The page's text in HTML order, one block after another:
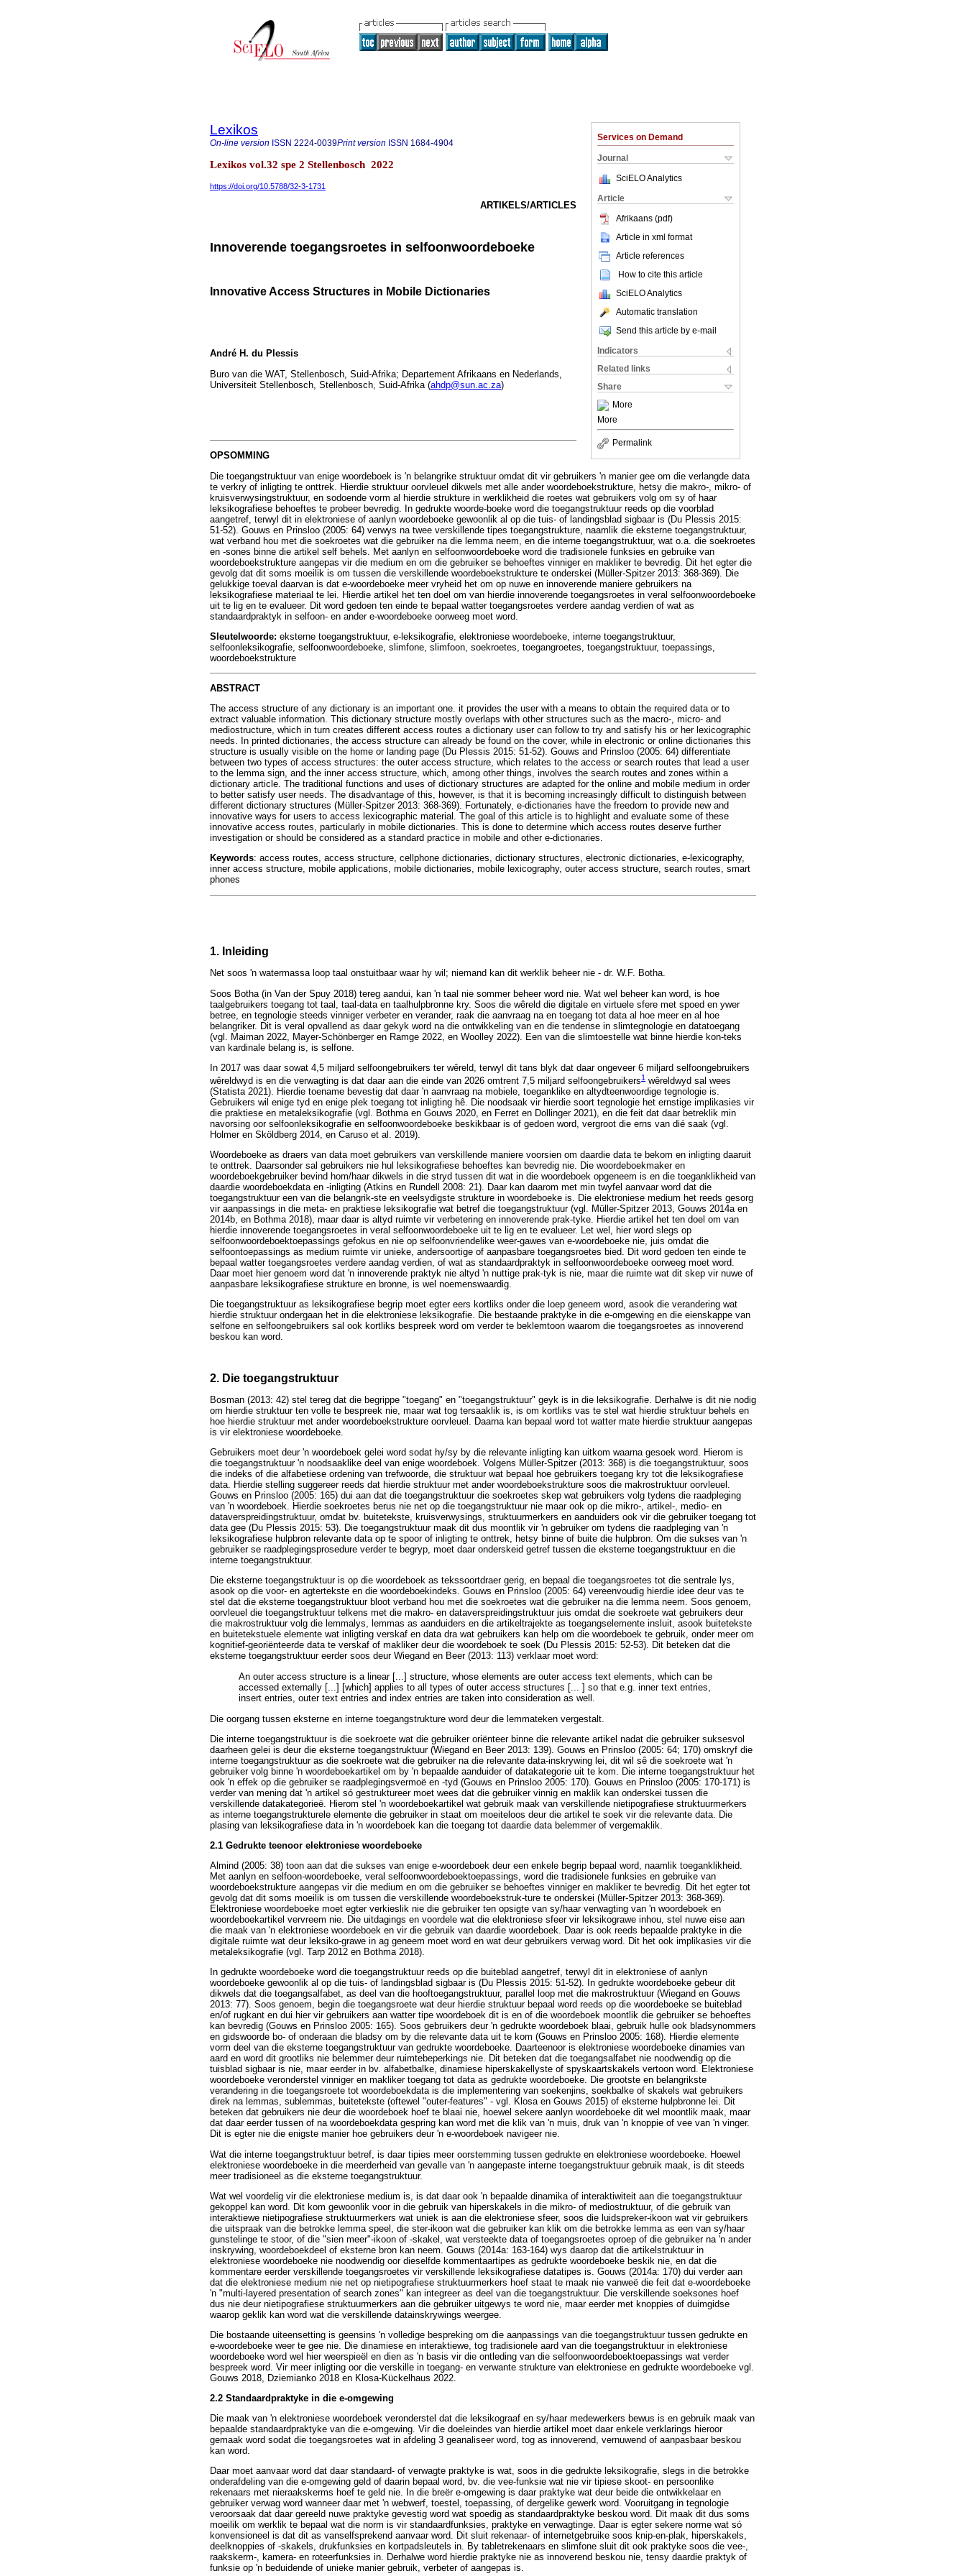
Services on Demand
Journal
SciELO Analytics
Article
Afrikaans (pdf)
Article in xml format
Article references
How to cite this article
SciELO Analytics
Automatic translation
Send this article by e-mail
Indicators
Related links
Share
More
More
Permalink
Lexikos
On-line version ISSN 2224-0039Print version ISSN 1684-4904
Lexikos vol.32 spe 2 Stellenbosch 2022
https://doi.org/10.5788/32-3-1731
ARTIKELS/ARTICLES
Innoverende toegangsroetes in selfoonwoordeboeke
Innovative Access Structures in Mobile Dictionaries
André H. du Plessis
Buro van die WAT, Stellenbosch, Suid-Afrika; Departement Afrikaans en Nederlands,
Universiteit Stellenbosch, Stellenbosch, Suid-Afrika (ahdp@sun.ac.za)
OPSOMMING
Die toegangstruktuur van enige woordeboek is 'n belangrike struktuur omdat dit vir gebruikers 'n manier gee om die verlangde data
te verkry of inligting te onttrek. Hierdie struktuur oorvleuel dikwels met alle ander woordeboekstrukture, hetsy die makro-, mikro- of
kruisverwysingstruktuur, en sodoende vorm al hierdie strukture in werklikheid die roetes wat gebruikers volg om sy of haar
leksikografiese behoeftes te probeer bevredig. In gedrukte woorde-boeke word die toegangstruktuur reeds op die voorblad
aangetref, terwyl dit in elektroniese of aanlyn woordeboeke gewoonlik al op die tuis- of landingsblad sigbaar is (Du Plessis 2015:
51-52). Gouws en Prinsloo (2005: 64) verwys na twee verskillende tipes toegangstrukture, naamlik die eksterne toegangstruktuur,
wat verband hou met die soekroetes wat die gebruiker na die lemma neem, en die interne toegangstruktuur, wat o.a. die soekroetes
en -sones binne die artikel self behels. Met aanlyn en selfoonwoordeboeke word die tradisionele funksies en gebruike van
woordeboekstrukture aangepas vir die medium en om die gebruiker se behoeftes vinniger en makliker te bevredig. Dit het egter die
gevolg dat dit soms moeilik is om tussen die verskillende woordeboekstrukture te onderskei (Müller-Spitzer 2013: 368-369). Die
gelukkige toeval daarvan is dat e-woordeboeke meer vryheid het om op nuwe en innoverende maniere gebruikers na
leksikografiese materiaal te lei. Hierdie artikel het ten doel om van hierdie innoverende toegangsroetes in veral selfoonwoordeboeke
uit te lig en te evalueer. Dit word gedoen ten einde te bepaal watter toegangsroetes verdere aandag verdien of wat as
standaardpraktyk in selfoon- en ander e-woordeboeke oorweeg moet word.
Sleutelwoorde: eksterne toegangstruktuur, e-leksikografie, elektroniese woordeboeke, interne toegangstruktuur,
selfoonleksikografie, selfoonwoordeboeke, slimfone, slimfoon, soekroetes, toegangroetes, toegangstruktuur, toepassings,
woordeboekstrukture
ABSTRACT
The access structure of any dictionary is an important one. it provides the user with a means to obtain the required data or to
extract valuable information. This dictionary structure mostly overlaps with other structures such as the macro-, micro- and
mediostructure, which in turn creates different access routes a dictionary user can follow to try and satisfy his or her lexicographic
needs. In printed dictionaries, the access structure can already be found on the cover, while in electronic or online dictionaries this
structure is usually visible on the home or landing page (Du Plessis 2015: 51-52). Gouws and Prinsloo (2005: 64) differentiate
between two types of access structures: the outer access structure, which relates to the access or search routes that lead a user
to the lemma sign, and the inner access structure, which, among other things, involves the search routes and zones within a
dictionary article. The traditional functions and uses of dictionary structures are adapted for the online and mobile medium in order
to better satisfy user needs. The disadvantage of this, however, is that it is becoming increasingly difficult to distinguish between
different dictionary structures (Müller-Spitzer 2013: 368-369). Fortunately, e-dictionaries have the freedom to provide new and
innovative ways for users to access lexicographic material. The goal of this article is to highlight and evaluate some of these
innovative access routes, particularly in mobile dictionaries. This is done to determine which access routes deserve further
investigation or should be considered as a standard practice in mobile and other e-dictionaries.
Keywords: access routes, access structure, cellphone dictionaries, dictionary structures, electronic dictionaries, e-lexicography,
inner access structure, mobile applications, mobile dictionaries, mobile lexicography, outer access structure, search routes, smart
phones
1. Inleiding
Net soos 'n watermassa loop taal onstuitbaar waar hy wil; niemand kan dit werklik beheer nie - dr. W.F. Botha.
Soos Botha (in Van der Spuy 2018) tereg aandui, kan 'n taal nie sommer beheer word nie. Wat wel beheer kan word, is hoe
taalgebruikers toegang tot taal, taal-data en taalhulpbronne kry. Soos die wêreld die digitale en virtuele sfere met spoed en ywer
betree, en tegnologie steeds vinniger verbeter en verander, raak die aanvraag na en toegang tot data al hoe meer en al hoe
belangriker. Dit is veral opvallend as daar gekyk word na die ontwikkeling van en die tendense in slimtegnologie en datatoegang
(vgl. Maiman 2022, Mayer-Schönberger en Ramge 2022, en Woolley 2022). Een van die slimtoestelle wat binne hierdie kon-teks
van kardinale belang is, is selfone.
In 2017 was daar sowat 4,5 miljard selfoongebruikers ter wêreld, terwyl dit tans blyk dat daar ongeveer 6 miljard selfoongebruikers
wêreldwyd is en die verwagting is dat daar aan die einde van 2026 omtrent 7,5 miljard selfoongebruikers1 wêreldwyd sal wees
(Statista 2021). Hierdie toename bevestig dat daar 'n aanvraag na mobiele, toeganklike en altydteenwoordige tegnologie is.
Gebruikers wil enige tyd en enige plek toegang tot inligting hê. Die noodsaak vir hierdie soort tegnologie het ernstige implikasies vir
die praktiese en metaleksikografie (vgl. Bothma en Gouws 2020, en Ferret en Dollinger 2021), en die feit dat daar betreklik min
navorsing oor selfoonleksikografie en selfoonwoordeboeke beskikbaar is of gedoen word, vergroot die erns van dié saak (vgl.
Holmer en Sköldberg 2014, en Caruso et al. 2019).
Woordeboeke as draers van data moet gebruikers van verskillende maniere voorsien om daardie data te bekom en inligting daaruit
te onttrek. Daarsonder sal gebruikers nie hul leksikografiese behoeftes kan bevredig nie. Die woordeboekmaker en
woordeboekgebruiker bevind hom/haar dikwels in die stryd tussen dit wat in die woordeboek opgeneem is en die toeganklikheid van
daardie woordeboekdata en -inligting (Atkins en Rundell 2008: 21). Daar kan daarom met min twyfel aanvaar word dat die
toegangstruktuur een van die belangrik-ste en veelsydigste strukture in woordeboeke is. Die elektroniese medium het reeds gesorg
vir aanpassings in die meta- en praktiese leksikografie wat betref die toegangstruktuur (vgl. Müller-Spitzer 2013, Gouws 2014a en
2014b, en Bothma 2018), maar daar is altyd ruimte vir verbetering en innoverende prak-tyke. Hierdie artikel het ten doel om van
hierdie innoverende toegangsroetes in veral selfoonwoordeboeke uit te lig en te evalueer. Let wel, hier word slegs op
selfoonwoordeboektoepassings gefokus en nie op selfoonvriendelike weer-gawes van e-woordeboeke nie, juis omdat die
selfoontoepassings as medium ruimte vir unieke, andersoortige of aanpasbare toegangsroetes bied. Dit word gedoen ten einde te
bepaal watter toegangsroetes verdere aandag verdien, of wat as standaardpraktyk in selfoonwoordeboeke oorweeg moet word.
Daar moet hier genoem word dat 'n innoverende praktyk nie altyd 'n nuttige prak-tyk is nie, maar die ruimte wat dit skep vir nuwe of
aanpasbare leksikografiese strukture en bronne, is wel noemenswaardig.
Die toegangstruktuur as leksikografiese begrip moet egter eers kortliks onder die loep geneem word, asook die verandering wat
hierdie struktuur ondergaan het in die elektroniese leksikografie. Die bestaande praktyke in die e-omgewing en die eienskappe van
selfone en selfoongebruikers sal ook kortliks bespreek word om verder te beklemtoon waarom die toegangsroetes as innoverend
beskou kan word.
2. Die toegangstruktuur
Bosman (2013: 42) stel tereg dat die begrippe "toegang" en "toegangstruktuur" geyk is in die leksikografie. Derhalwe is dit nie nodig
om hierdie struktuur ten volle te bespreek nie, maar wat tog tersaaklik is, is om kortliks vas te stel wat hierdie struktuur behels en
hoe hierdie struktuur met ander woordeboekstrukture oorvleuel. Daarna kan bepaal word tot watter mate hierdie struktuur aangepas
is vir elektroniese woordeboeke.
Gebruikers moet deur 'n woordeboek gelei word sodat hy/sy by die relevante inligting kan uitkom waarna gesoek word. Hierom is
die toegangstruktuur 'n noodsaaklike deel van enige woordeboek. Volgens Müller-Spitzer (2013: 368) is die toegangstruktuur, soos
die indeks of die alfabetiese ordening van trefwoorde, die struktuur wat bepaal hoe gebruikers toegang kry tot die leksikografiese
data. Hierdie stelling suggereer reeds dat hierdie struktuur met ander woordeboekstrukture soos die makrostruktuur oorvleuel.
Gouws en Prinsloo (2005: 165) dui aan dat die toegangstruktuur die soekroetes skep wat gebruikers volg tydens die raadpleging
van 'n woordeboek. Hierdie soekroetes berus nie net op die toegangstruktuur nie maar ook op die mikro-, artikel-, medio- en
dataverspreidingstruktuur, omdat bv. buitetekste, kruisverwysings, struktuurmerkers en aanduiders ook vir die gebruiker toegang tot
data gee (Du Plessis 2015: 53). Die toegangstruktuur maak dit dus moontlik vir 'n gebruiker om tydens die raadpleging van 'n
leksikografiese hulpbron relevante data op te spoor of inligting te onttrek, hetsy binne of buite die hulpbron. Om die sukses van 'n
gebruiker se raadplegingsprosedure verder te begryp, moet daar onderskeid getref tussen die eksterne toegangstruktuur en die
interne toegangstruktuur.
Die eksterne toegangstruktuur is op die woordeboek as tekssoortdraer gerig, en bepaal die toegangsroetes tot die sentrale lys,
asook op die voor- en agtertekste en die woordeboekindeks. Gouws en Prinsloo (2005: 64) vereenvoudig hierdie idee deur vas te
stel dat die eksterne toegangstruktuur bloot verband hou met die soekroetes wat die gebruiker na die lemma neem. Soos genoem,
oorvleuel die toegangstruktuur telkens met die makro- en dataverspreidingstruktuur juis omdat die soekroete wat gebruikers deur
die makrostruktuur volg die lemmalys, lemmas as aanduiders en die artikeltrajekte as toegangselemente insluit, asook buitetekste
en buitetekstuele elemente wat inligting verskaf en data dra wat gebruikers kan help om die woordeboek te gebruik, onder meer om
kognitief-georiënteerde data te verskaf of makliker deur die woordeboek te soek (Du Plessis 2015: 52-53). Dit beteken dat die
eksterne toegangstruktuur eerder soos deur Wiegand en Beer (2013: 113) verklaar moet word:
An outer access structure is a linear [...] structure, whose elements are outer access text elements, which can be
accessed externally [...] [which] applies to all types of outer access structures [... ] so that e.g. inner text entries,
insert entries, outer text entries and index entries are taken into consideration as well.
Die oorgang tussen eksterne en interne toegangstrukture word deur die lemmateken vergestalt.
Die interne toegangstruktuur is die soekroete wat die gebruiker oriënteer binne die relevante artikel nadat die gebruiker suksesvol
daarheen gelei is deur die eksterne toegangstruktuur (Wiegand en Beer 2013: 139). Gouws en Prinsloo (2005: 64; 170) omskryf die
interne toegangstruktuur as die soekroete wat die gebruiker na die relevante data-inskrywing lei, dit wil sê die soekroete wat 'n
gebruiker volg binne 'n woordeboekartikel om by 'n bepaalde aanduider of datakategorie uit te kom. Die interne toegangstruktuur het
ook 'n effek op die gebruiker se raadplegingsvermoë en -tyd (Gouws en Prinsloo 2005: 170). Gouws en Prinsloo (2005: 170-171) is
verder van mening dat 'n artikel só gestruktureer moet wees dat die gebruiker vinnig en maklik kan onderskei tussen die
verskillende datakategorieë. Hierom stel 'n woordeboekartikel wat gebruik maak van verskillende nietipografiese struktuurmerkers
as interne toegangstrukturele elemente die gebruiker in staat om moeiteloos deur die artikel te soek vir die relevante data. Die
plasing van leksikografiese data in 'n woordeboek kan die toegang tot daardie data belemmer of vergemaklik.
2.1 Gedrukte teenoor elektroniese woordeboeke
Almind (2005: 38) toon aan dat die sukses van enige e-woordeboek deur een enkele begrip bepaal word, naamlik toeganklikheid.
Met aanlyn en selfoon-woordeboeke, veral selfoonwoordeboektoepassings, word die tradisionele funksies en gebruike van
woordeboekstrukture aangepas vir die medium en om die gebruiker se behoeftes vinniger en makliker te bevredig. Dit het egter tot
gevolg dat dit soms moeilik is om tussen die verskillende woordeboekstruk-ture te onderskei (Müller-Spitzer 2013: 368-369).
Elektroniese woordeboeke moet egter verkieslik nie die gebruiker ten opsigte van sy/haar verwagting van 'n woordeboek en
woordeboekartikel vervreem nie. Die uitdagings en voordele wat die elektroniese sfeer vir leksikograwe inhou, stel nuwe eise aan
die maak van 'n elektroniese woordeboek en vir die gebruik van daardie woordeboek. Daar is ook reeds bepaalde praktyke in die
digitale ruimte wat deur leksiko-grawe in ag geneem moet word en wat deur gebruikers verwag word. Dit het ook implikasies vir die
metaleksikografie (vgl. Tarp 2012 en Bothma 2018).
In gedrukte woordeboeke word die toegangstruktuur reeds op die buiteblad aangetref, terwyl dit in elektroniese of aanlyn
woordeboeke gewoonlik al op die tuis- of landingsblad sigbaar is (Du Plessis 2015: 51-52). In gedrukte woordeboeke gebeur dit
dikwels dat die toegangsalfabet, as deel van die hooftoegangstruktuur, parallel loop met die makrostruktuur (Wiegand en Gouws
2013: 77). Soos genoem, begin die toegangsroete wat deur hierdie struktuur bepaal word reeds op die woordeboeke se buiteblad
en/of rugkant en dui hier vir gebruikers aan watter tipe woordeboek dit is en of die woordeboek moontlik die gebruiker se behoeftes
kan bevredig (Gouws en Prinsloo 2005: 165). Soos gebruikers deur 'n gedrukte woordeboek blaai, gebruik hulle ook bladsynommers
en gidswoorde bo- of onderaan die bladsy om by die relevante data uit te kom (Gouws en Prinsloo 2005: 168). Hierdie elemente
vorm deel van die eksterne toegangstruktuur van gedrukte woordeboeke. Daarteenoor is elektroniese woordeboeke dinamies van
aard en word dit grootliks nie belemmer deur ruimtebeperkings nie. Dit beteken dat die toegangsalfabet nie noodwendig op die
tuisblad sigbaar is nie, maar eerder in bv. alfabetbalke, dinamiese hiperskakellyste of spyskaartskakels vertoon word. Elektroniese
woordeboeke veronderstel vinniger en makliker toegang tot data as gedrukte woordeboeke. Die grootste en belangrikste
verandering in die toegangsroete tot woordeboekdata is die implementering van soekenjins, soekbalke of skakels wat gebruikers
direk na lemmas, sublemmas, buitetekste (oftewel "outer-features" - vgl. Klosa en Gouws 2015) of eksterne hulpbronne lei. Dit
beteken dat gebruikers nie deur die woordeboek hoef te blaai nie, hoewel sekere aanlyn woordeboeke dit wel moontlik maak, maar
dat daar eerder tussen of na woordeboekdata gespring kan word met die klik van 'n muis, druk van 'n knoppie of vee van 'n vinger.
Dit is egter nie die enigste manier hoe gebruikers deur 'n e-woordeboek navigeer nie.
Wat die interne toegangstruktuur betref, is daar tipies meer oorstemming tussen gedrukte en elektroniese woordeboeke. Hoewel
elektroniese woordeboeke in die meerderheid van gevalle van 'n aangepaste interne toegangstruktuur gebruik maak, is dit steeds
meer tradisioneel as die eksterne toegangstruktuur.
Wat wel voordelig vir die elektroniese medium is, is dat daar ook 'n bepaalde dinamika of interaktiwiteit aan die toegangstruktuur
gekoppel kan word. Dit kom gewoonlik voor in die gebruik van hiperskakels in die mikro- of mediostruktuur, of die gebruik van
interaktiewe nietipografiese struktuurmerkers wat uniek is aan die elektroniese sfeer, soos die luidspreker-ikoon wat vir gebruikers
die uitspraak van die betrokke lemma speel, die ster-ikoon wat die gebruiker kan klik om die betrokke lemma as een van sy/haar
gunstelinge te stoor, of die "sien meer"-ikoon of -skakel, wat versteekte data of toegangsroetes oproep of die gebruiker na 'n ander
inskrywing, woordeboekdeel of eksterne bron kan neem. Gouws (2014a: 163-164) wys daarop dat die artikelstruktuur in
elektroniese woordeboeke nie noodwendig oor dieselfde kommentaartipes as gedrukte woordeboeke beskik nie, en dat die
kommentare eerder verskillende toegangsroetes vir verskillende leksikografiese datatipes is. Gouws (2014a: 170) dui verder aan
dat die elektroniese medium nie net op nietipografiese struktuurmerkers hoef staat te maak nie vanweë die feit dat e-woordeboeke
'n "multi-layered presentation of search zones" kan integreer as deel van die toegangstruktuur. Die verskillende soeksones hoef
dus nie deur nietipografiese struktuurmerkers aan die gebruiker uitgewys te word nie, maar eerder met knoppies of duimgidse
waarop geklik kan word wat die verskillende datainskrywings weergee.
Die bostaande uiteensetting is geensins 'n volledige bespreking om die aanpassings van die toegangstruktuur tussen gedrukte en
e-woordeboeke weer te gee nie. Die dinamiese en interaktiewe, tog tradisionele aard van die toegangstruktuur in elektroniese
woordeboeke word wel hier weerspieël en dien as 'n basis vir die ontleding van die selfoonwoordeboektoepassings wat verder
bespreek word. Vir meer inligting oor die verskille in toegang- en verwante strukture van elektroniese en gedrukte woordeboeke vgl.
Gouws 2018, Dziemianko 2018 en Klosa-Kückelhaus 2022.
2.2 Standaardpraktyke in die e-omgewing
Die maak van 'n elektroniese woordeboek veronderstel dat die leksikograaf en sy/haar medewerkers bewus is en gebruik maak van
bepaalde standaardpraktyke van die e-omgewing. Vir die doeleindes van hierdie artikel moet daar enkele verklarings hieroor
gemaak word sodat die toegangsroetes wat in afdeling 3 geanaliseer word, tog as innoverend, vernuwend of aanpasbaar beskou
kan word.
Daar moet aanvaar word dat daar standaard- of verwagte praktyke is wat, soos in die gedrukte leksikografie, slegs in die betrokke
onderafdeling van die e-omgewing geld of daarin bepaal word, bv. die vee-funksie wat nie vir tipiese skoot- en persoonlike
rekenaars met nieraakskerms hoef te geld nie. In die breër e-omgewing is daar praktyke wat deur beide die ontwikkelaar en
gebruiker verwag word wanneer daar met 'n webwerf, toestel, toepassing, of dergelike gewerk word. Vooruitgang in tegnologie
veroorsaak dat daar gereeld nuwe praktyke gevestig word wat spoedig as standaardpraktyke beskou word. Dit maak dit dus soms
moeilik om werklik te bepaal wat die norm is vir standaardfunksies, praktyke en verwagtinge. Daar is egter sekere norme wat só
konvensioneel is dat dit as vanselfsprekend aanvaar word. Dit sluit rekenaar- of internetgebruike soos knip-en-plak, hiperskakels,
deelknoppies of -skakels, drukfunksies en kortpadsleutels in. By tabletrekenaars en slimfone sluit dit ook praktyke soos die vee-,
raakskerm-, kamera- en roteerfunksies in. Derhalwe word hierdie praktyke nie as innoverend beskou nie, tensy daardie praktyk of
funksie op 'n beduidende of unieke manier gebruik, verbeter of aangepas is.